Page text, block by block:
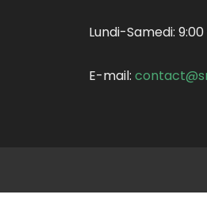
Lundi-Samedi:
E-mail: